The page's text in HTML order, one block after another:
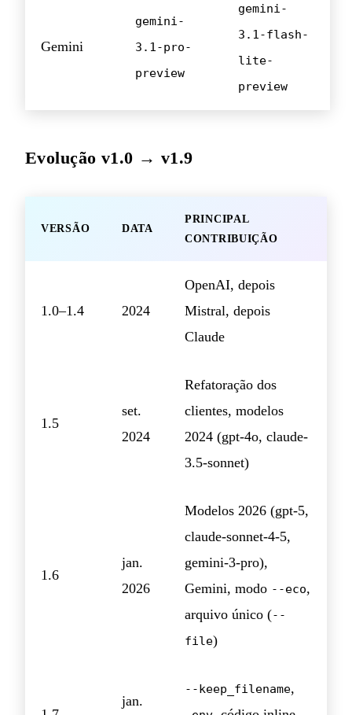
Gemini
gemini-
3.1-pro-
preview
gemini-
3.1-flash-
lite-
preview
Evolução v1.0 → v1.9
VERSÃO DATA
PRINCIPAL
CONTRIBUIÇÃO
1.0–1.4 2024
OpenAI, depois
Mistral, depois
Claude
1.5
set.
2024
Refatoração dos
clientes, modelos
2024 (gpt-4o, claude-
3.5-sonnet)
1.6
jan.
2026
Modelos 2026 (gpt-5,
claude-sonnet-4-5,
gemini-3-pro),
Gemini, modo --eco,
arquivo único (--
file)
jan.
--keep_filename,